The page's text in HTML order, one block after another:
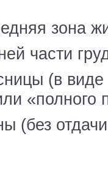
зона
части
«полного